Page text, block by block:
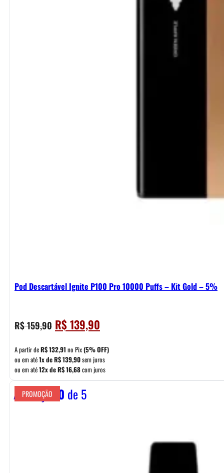
Pod Descartável Ignite P100 Pro 10000 Puffs – Kit Gold – 5%
R$159,90 O
preço
original
era:
R$ 159,90.
R$139,90
preço
atual
é:
R$ 139,90.
A partir deR$132,91 no Pix(5% OFF)
ou em até1x deR$139,90sem juros
ou em até12x deR$16,68com juros
Avaliação 0 de 5
PROMOÇÃO